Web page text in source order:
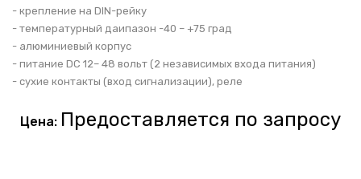
- крепление на DIN-рейку
- температурный даипазон -40 – +75 град
- алюминиевый корпус
- питание DC 12– 48 вольт (2 независимых входа питания)
- сухие контакты (вход сигнализации), реле
Цена: Предоставляется по запросу